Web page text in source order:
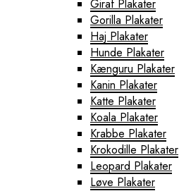
Giraf Plakater
Gorilla Plakater
Haj Plakater
Hunde Plakater
Kænguru Plakater
Kanin Plakater
Katte Plakater
Koala Plakater
Krabbe Plakater
Krokodille Plakater
Leopard Plakater
Løve Plakater